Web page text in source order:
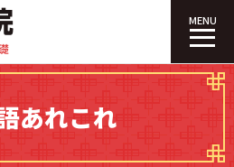
中日会話学院
MENU
あれこれ